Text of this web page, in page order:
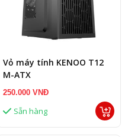
Vỏ máy tính KENOO T12
M-ATX
250.000 VNĐ
Sẵn hàng